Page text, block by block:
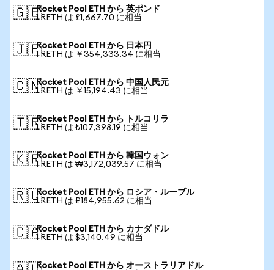
🇬🇧Rocket Pool ETH から 英ポンド
1 RETH は £1,667.70 に相当
🇯🇵Rocket Pool ETH から 日本円
1 RETH は ￥354,333.34 に相当
🇨🇳Rocket Pool ETH から 中国人民元
1 RETH は ￥15,194.43 に相当
🇹🇷Rocket Pool ETH から トルコリラ
1 RETH は ₺107,398.19 に相当
🇰🇷Rocket Pool ETH から 韓国ウォン
1 RETH は ₩3,172,039.57 に相当
🇷🇺Rocket Pool ETH から ロシア・ルーブル
1 RETH は ₽184,955.62 に相当
🇨🇦Rocket Pool ETH から カナダドル
1 RETH は $3,140.49 に相当
Rocket Pool ETH から オーストラリアドル